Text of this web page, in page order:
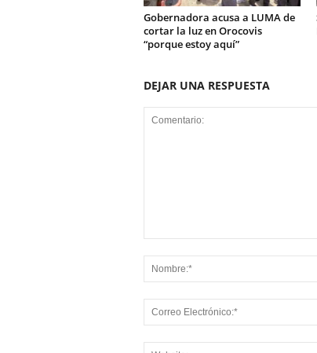
Gobernadora acusa a LUMA de
cortar la luz en Orocovis
“porque estoy aquí”
DEJAR UNA RESPUESTA